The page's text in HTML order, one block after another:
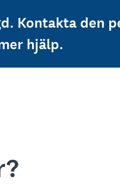
Kontakta den
hjälp.